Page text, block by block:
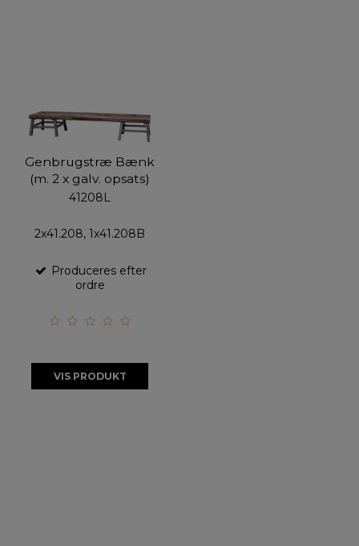
Genbrugstræ Bænk
(m. 2 x galv. opsats)
41208L
2x41.208, 1x41.208B
Produceres efter
ordre
VIS PRODUKT